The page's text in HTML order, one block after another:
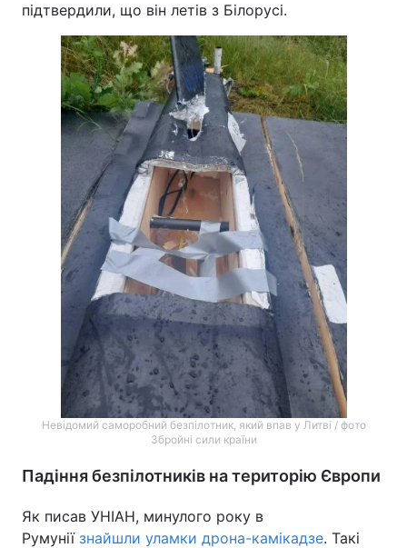
підтвердили, що він летів з Білорусі.
Невідомий саморобний безпілотник, який впав у Литві / фото
Збройні сили країни
Падіння безпілотників на територію Європи
Як писав УНІАН, минулого року в
Румунії знайшли уламки дрона-камікадзе. Такі